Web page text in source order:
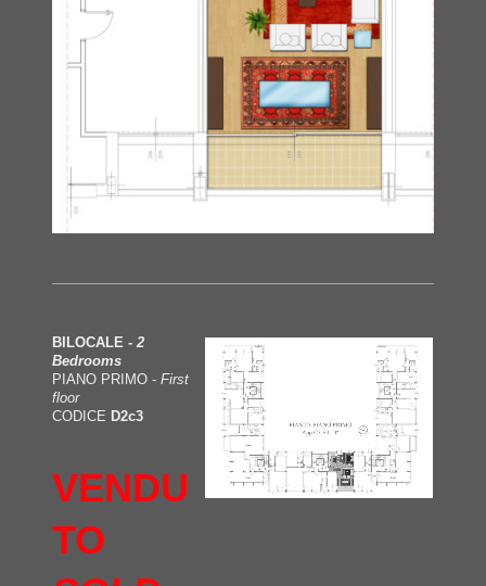
BILOCALE - 2
Bedrooms
PIANO PRIMO - First
floor
CODICE D2c3
VENDU
TO